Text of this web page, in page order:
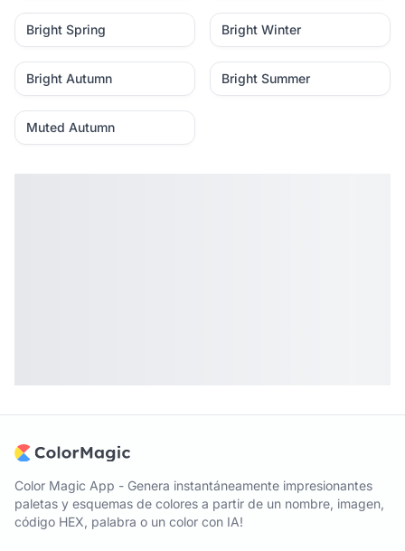
Bright Spring Bright Winter
Bright Autumn Bright Summer
Muted Autumn
Color Magic App - Genera instantáneamente impresionantes
paletas y esquemas de colores a partir de un nombre, imagen,
código HEX, palabra o un color con IA!